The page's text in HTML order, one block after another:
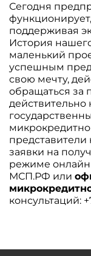
Сегодня
поддерживая
История
маленький
успешным
свою мечту,
обращаться за
действительно
заявки на
режиме
МСП.РФ или
консультаций: